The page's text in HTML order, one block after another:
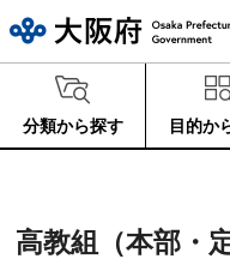
分類から探す 目的か
高教組（本部・